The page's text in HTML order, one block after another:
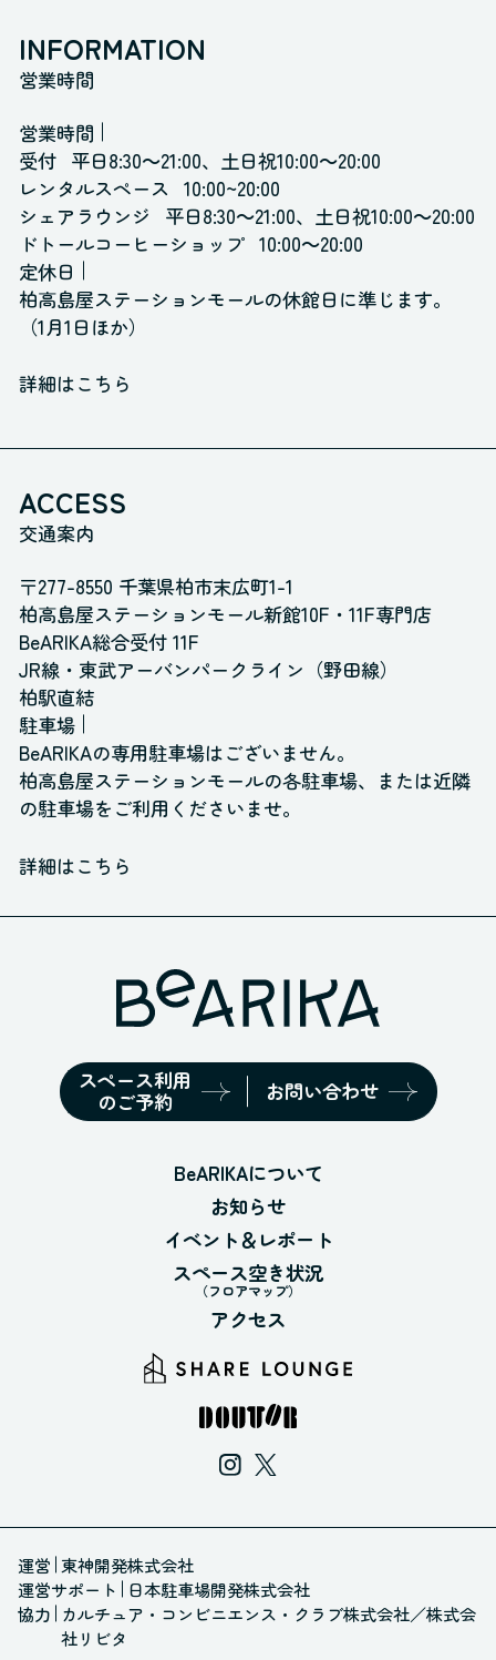
ACCESS
交通案内
〒277-8550 千葉県柏市末広町1-1
柏高島屋ステーションモール新館10F・11F専門店
BeARIKA総合受付 11F
JR線・東武アーバンパークライン（野田線）
柏駅直結
駐車場
BeARIKAの専用駐車場はございません。
柏高島屋ステーションモールの各駐車場、
または近隣
の駐車場をご利用くださいませ。
詳細はこちら
INFORMATION
営業時間
営業時間
受付 平日8:30～21:00、土日祝10:00～20:00
レンタルスペース
10:00~20:00
シェアラウンジ
平日8:30～21:00、土日祝10:00～20:00
ドトールコーヒーショップ 10:00～20:00
定休日
柏高島屋ステーションモールの休館日に準じます。
（1月1日ほか）
詳細はこちら
BeARIKAについて
お知らせ
イベント＆レポート
スペース空き状況
（フロアマップ）
アクセス
スペース利用
のご予約
お問い合わせ
運営 東神開発株式会社
運営サポート 日本駐車場開発株式会社
協力 カルチュア・コンビニエンス・クラブ株式会社／株式会
社リビタ